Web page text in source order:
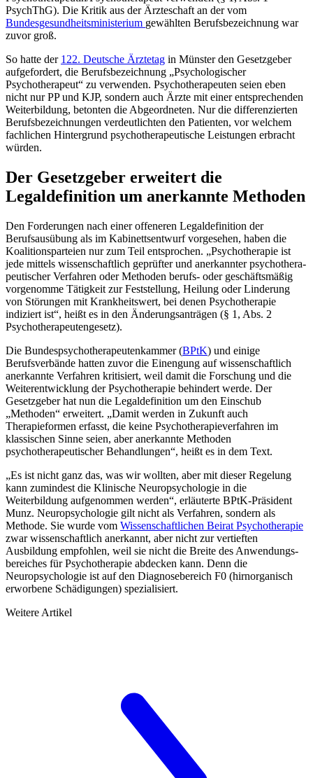
PsychThG). Die Kritik aus der Ärzteschaft an der vom
Bundesgesundheitsministerium gewählten Berufsbezeichnung war
zuvor groß.
So hatte der 122. Deutsche Ärztetag in Münster den Gesetzgeber
aufgefordert, die Berufsbezeichnung „Psychologischer
Psychotherapeut“ zu verwenden. Psychotherapeuten seien eben
nicht nur PP und KJP, sondern auch Ärzte mit einer entsprechenden
Weiterbildung, betonten die Abgeordneten. Nur die differenzierten
Berufsbezeichnungen verdeutlichten den Patienten, vor welchem
fachlichen Hintergrund psychotherapeutische Leistungen erbracht
würden.
Der Gesetzgeber erweitert die
Legaldefinition um anerkannte Methoden
Den Forderungen nach einer offeneren Legaldefinition der
Berufsausübung als im Kabi­nettsentwurf vorgesehen, haben die
Koalitionsparteien nur zum Teil entsprochen. „Psy­chotherapie ist
jede mittels wissenschaftlich geprüfter und anerkannter psychothera­
peu­tischer Verfahren oder Methoden berufs- oder geschäftsmäßig
vorgenomme Tätigkeit zur Feststellung, Heilung oder Linderung
von Störungen mit Krankheitswert, bei denen Psy­chotherapie
indiziert ist“, heißt es in den Änderungsanträgen (§ 1, Abs. 2
Psychotherapeu­ten­gesetz).
Die Bundespsychotherapeutenkammer (BPtK) und einige
Berufsverbände hatten zuvor die Einengung auf wissenschaftlich
anerkannte Verfahren kritisiert, weil damit die Forschung und die
Weiterentwicklung der Psychotherapie behindert werde. Der
Gesetzgeber hat nun die Legaldefinition um den Einschub
„Methoden“ erweitert. „Damit werden in Zukunft auch
Therapieformen erfasst, die keine Psychotherapieverfahren im
klassischen Sinne seien, aber anerkannte Methoden
psychotherapeutischer Behandlungen“, heißt es in dem Text.
„Es ist nicht ganz das, was wir wollten, aber mit dieser Regelung
kann zumindest die Klinische Neuropsychologie in die
Weiterbildung aufgenommen werden“, erläuterte BPtK-Präsident
Munz. Neuropsychologie gilt nicht als Verfahren, sondern als
Methode. Sie wurde vom Wissenschaftlichen Beirat Psychotherapie
zwar wissenschaftlich anerkannt, aber nicht zur vertieften
Ausbildung empfohlen, weil sie nicht die Breite des Anwen­dungs­
bereiches für Psychotherapie abdecken kann. Denn die
Neuropsychologie ist auf den Diagnosebereich F0 (hirnorganisch
erworbene Schädigungen) spezialisiert.
Weitere Artikel